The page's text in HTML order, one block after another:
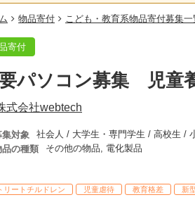
物品寄付 こども・教育系物品寄付募集一
寄付
パソコン募集 児童
式会社webtech
集対象
品の種類
その他の物品, 電化製品
リートチルドレン 児童虐待 教育格差 新